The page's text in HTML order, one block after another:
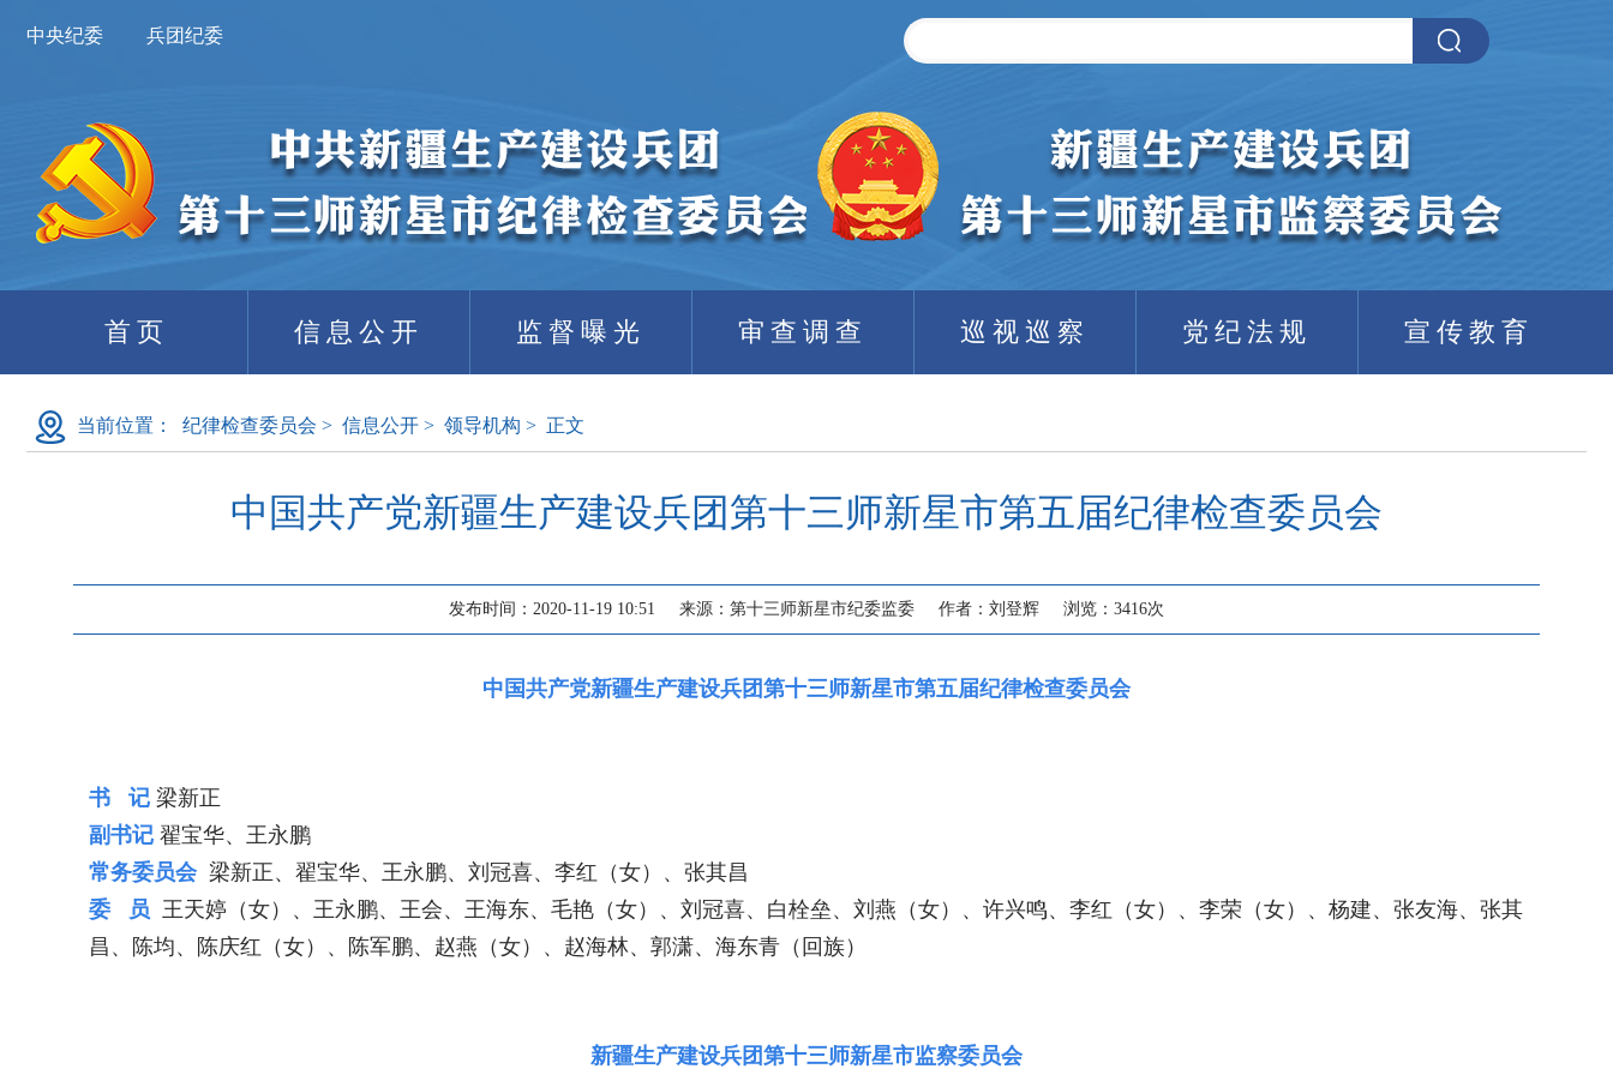
中央纪委 兵团纪委
首页 信息公开 监督曝光 审查调查 巡视巡察 党纪法规 宣传教育
当前位置： 纪律检查委员会 > 信息公开 > 领导机构 > 正文
中国共产党新疆生产建设兵团第十三师新星市第五届纪律检查委员会
发布时间：2020-11-19 10:51 来源：第十三师新星市纪委监委 作者：刘登辉 浏览： 3416次
中国共产党新疆生产建设兵团第十三师新星市第五届纪律检查委员会
书 记 梁新正
副书记 翟宝华、王永鹏
常务委员会 梁新正、 翟宝华、王永鹏、刘冠喜、李红（女）、张其昌
委 员 王天婷（女）、王永鹏、王会、王海东、毛艳（女）、刘冠喜、白栓垒、刘燕（女）、许兴鸣、李红（女）、李荣（女）、杨建、张友海、张其
昌、陈均、陈庆红（女）、陈军鹏、赵燕（女）、赵海林、郭潇、海东青（回族）
新疆生产建设兵团第十三师新星市监察委员会